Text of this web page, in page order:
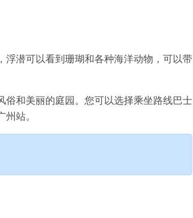
潜可以看到珊瑚和各种海洋动物，可以带
和美丽的庭园。您可以选择乘坐路线巴士
站。